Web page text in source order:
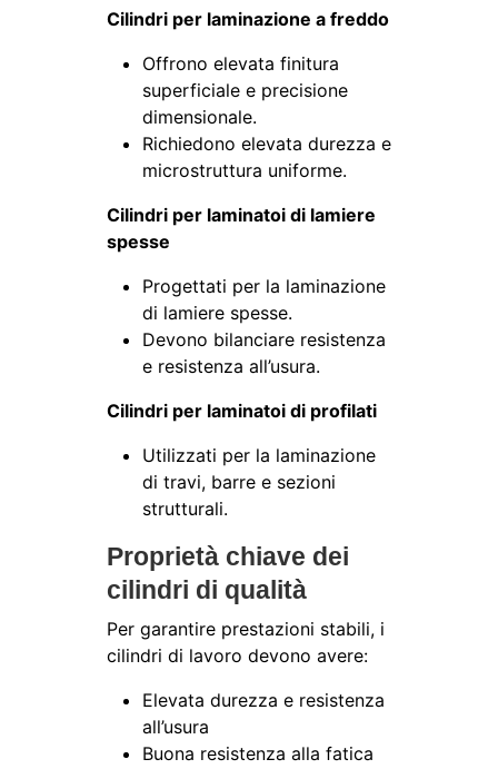
Cilindri per laminazione a freddo
Offrono elevata finitura
superficiale e precisione
dimensionale.
Richiedono elevata durezza e
microstruttura uniforme.
Cilindri per laminatoi di lamiere
spesse
Progettati per la laminazione
di lamiere spesse.
Devono bilanciare resistenza
e resistenza all’usura.
Cilindri per laminatoi di profilati
Utilizzati per la laminazione
di travi, barre e sezioni
strutturali.
Proprietà chiave dei
cilindri di qualità
Per garantire prestazioni stabili, i
cilindri di lavoro devono avere:
Elevata durezza e resistenza
all’usura
Buona resistenza alla fatica